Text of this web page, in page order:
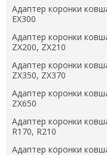
Адаптер коронки
EX300
Адаптер коронки
ZX200, ZX210
Адаптер коронки
ZX350, ZX370
Адаптер коронки
ZX650
Адаптер коронки
R170, R210
Адаптер коронки